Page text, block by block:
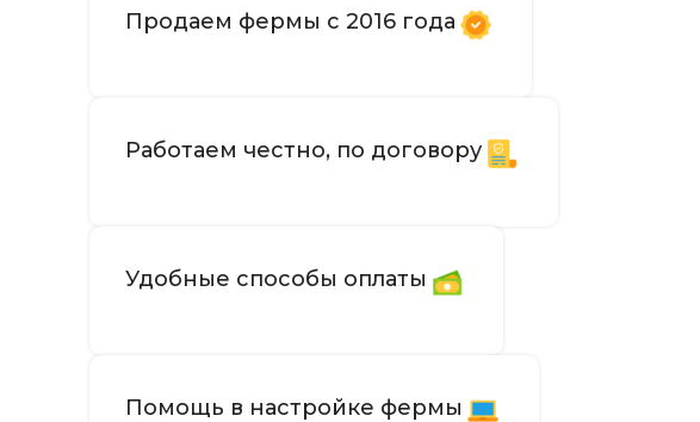
Продаем фермы с 2016 года
Работаем честно, по договору
Удобные способы оплаты
Помощь в настройке фермы